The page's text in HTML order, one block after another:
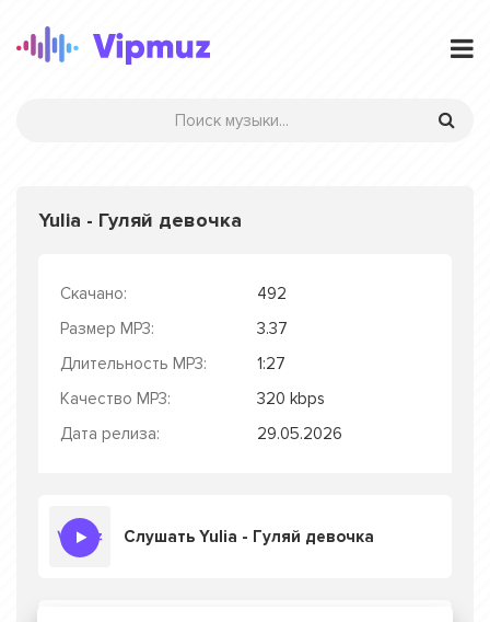
Yulia - Гуляй девочка
Скачано:
492
Размер MP3:
3.37
Длительность MP3:
1:27
Качество MP3:
320 kbps
Дата релиза:
29.05.2026
Слушать Yulia - Гуляй девочка